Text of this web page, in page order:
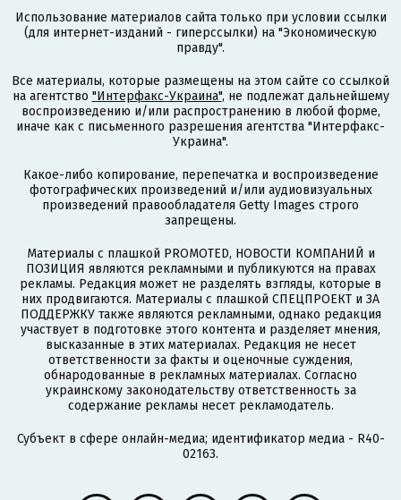
Использование материалов сайта только при условии ссылки
(для интернет-изданий - гиперссылки) на "Экономическую
правду".
Все материалы, которые размещены на этом сайте со ссылкой
на агентство "Интерфакс-Украина", не подлежат дальнейшему
воспроизведению и/или распространению в любой форме,
иначе как с письменного разрешения агентства "Интерфакс-
Украина".
Какое-либо копирование, перепечатка и воспроизведение
фотографических произведений и/или аудиовизуальных
произведений правообладателя Getty Images строго
запрещены.
Материалы с плашкой PROMOTED, НОВОСТИ КОМПАНИЙ и
ПОЗИЦИЯ являются рекламными и публикуются на правах
рекламы. Редакция может не разделять взгляды, которые в
них продвигаются. Материалы с плашкой СПЕЦПРОЕКТ и ЗА
ПОДДЕРЖКУ также являются рекламными, однако редакция
участвует в подготовке этого контента и разделяет мнения,
высказанные в этих материалах. Редакция не несет
ответственности за факты и оценочные суждения,
обнародованные в рекламных материалах. Согласно
украинскому законодательству ответственность за
содержание рекламы несет рекламодатель.
Субъект в сфере онлайн-медиа; идентификатор медиа - R40-
02163.